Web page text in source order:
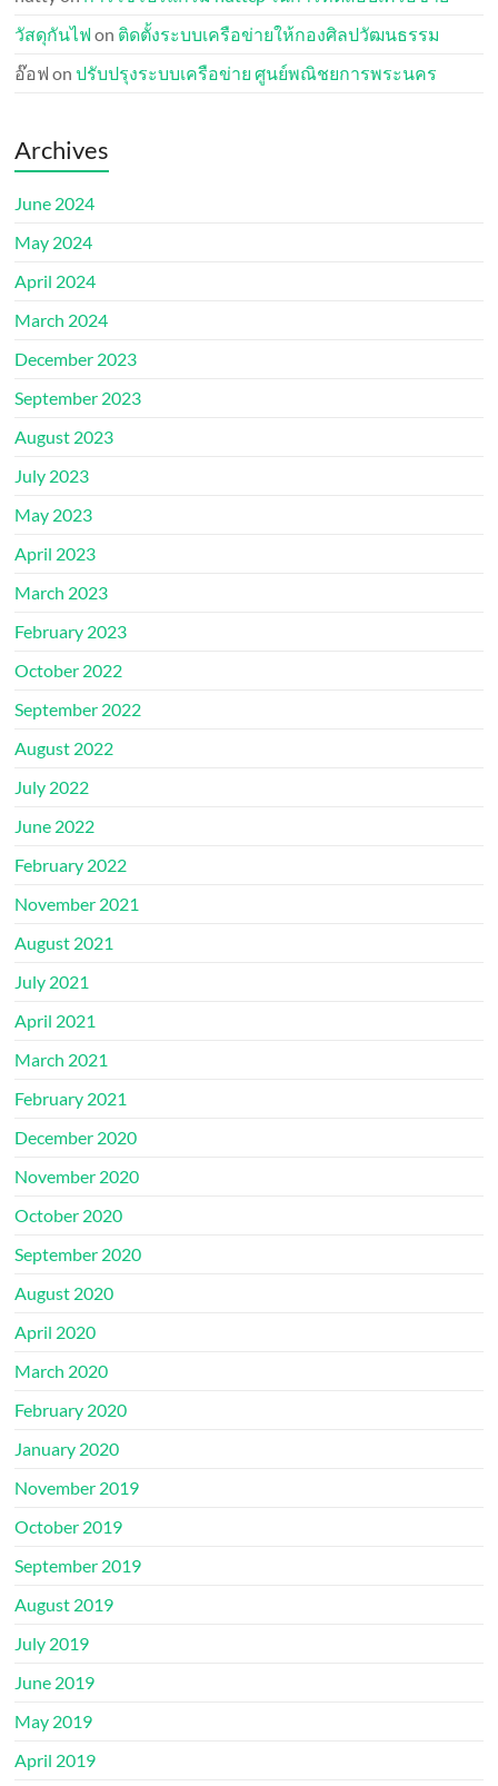
วัสดุกันไฟ on ติดตั้งระบบเครือข่ายให้กองศิลปวัฒนธรรม
อ๊อฟ onปรับปรุงระบบเครือข่าย ศูนย์พณิชยการพระนคร
Archives
June 2024
May 2024
April 2024
March 2024
December 2023
September 2023
August 2023
July 2023
May 2023
April 2023
March 2023
February 2023
October 2022
September 2022
August 2022
July 2022
June 2022
February 2022
November 2021
August 2021
July 2021
April 2021
March 2021
February 2021
December 2020
November 2020
October 2020
September 2020
August 2020
April 2020
March 2020
February 2020
January 2020
November 2019
October 2019
September 2019
August 2019
July 2019
June 2019
May 2019
April 2019